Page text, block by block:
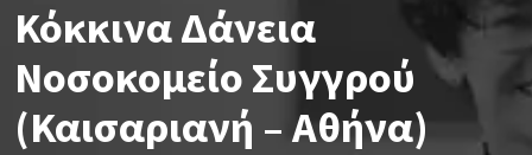
Κόκκινα Δάνεια
Νοσοκομείο Συγγρού
(Καισαριανή – Αθήνα)